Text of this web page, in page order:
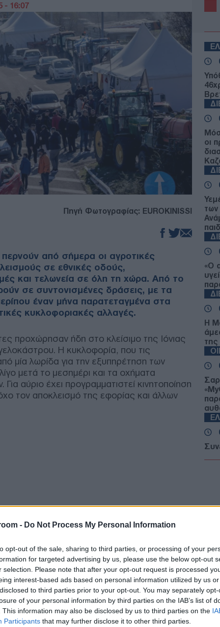
- Do Not Process My Personal Information
opt-out of the sale, sharing to third parties, or processing of your
for targeted advertising by us, please use the below opt-out
selection. Please note that after your opt-out request is processed
interest-based ads based on personal information utilized by us
to third parties prior to your opt-out. You may separately
of your personal information by third parties on the IAB’s list of
This information may also be disclosed by us to third parties on the
Participants that may further disclose it to other third parties.
- 16:07
Πηγή Φωτογραφίας: EUROKINISSI
από σήμερα οι αγροτικές
σε εθνικές οδούς,
και τελωνεία σε όλη τη χώρα. Από το
σε συντονισμένες δράσεις, με τα
έναν μήνα παρατεταγμένα στα
κυκλοφοριακές αλλαγές.
προχώρησαν ήδη στο κλείσιμο της Ιόνιας
Η κυκλοφορία, που τις
μία λωρίδα για την εξυπηρέτηση των
μετά το μεσημέρι και τα οχήματα
αύριο έχει προγραμματιστεί κινητοποίηση
τον αποκλεισμό της εφορίας και άλλων
οι
των
«Ο
Η
της